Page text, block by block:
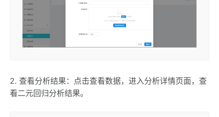
2. 查看分析结果：点击查看数据，进入分析详情页面，查
看二元回归分析结果。